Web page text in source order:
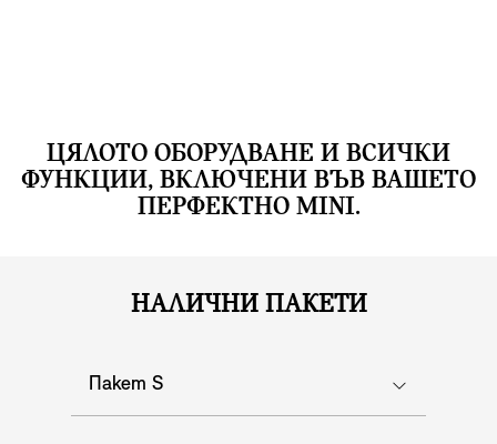
ЦЯЛОТО ОБОРУДВАНЕ И ВСИЧКИ
ФУНКЦИИ, ВКЛЮЧЕНИ ВЪВ ВАШЕТО
ПЕРФЕКТНО MINI.
НАЛИЧНИ ПАКЕТИ
Пакет S